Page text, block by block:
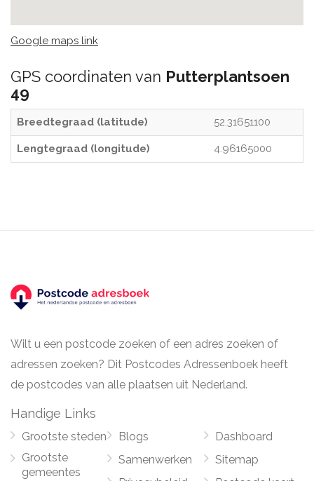
Google maps link
GPS coordinaten van Putterplantsoen
49
Breedtegraad (latitude) 52.31651100
Lengtegraad (longitude) 4.96165000
Wilt u een postcode zoeken of een adres zoeken of
adressen zoeken? Dit Postcodes Adressenboek heeft
de postcodes van alle plaatsen uit Nederland.
Handige Links
Grootste steden
Grootste
gemeentes
Blogs
Samenwerken
Dashboard
Sitemap